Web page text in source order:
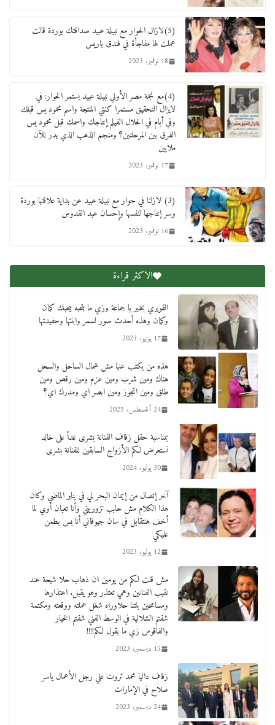
لأول فرع لمدارس لها بمصر في فينا بحضور ولي
العهد
(5)لازال الحوار مع نبيلة عبيد صداقتك بوردة قالت
عملت لها مفاجأة في فندق باريس
18 نوفمبر، 2023
(4)مع نجمة مصر الأولي نبيلة عبيد يستمر الحوار: في
لايزال التحقيق مستمرا كنتي المنتجة واسم محمود يس قبلك
وفي أيام في الحلال الفيلم إنتاجك واسمك قبل محمود يس
الفرق بين المرحلتين؟ ومنجم الذهب الذي يدر للآن
ملايين
17 نوفمبر، 2023
(3) لازلنا في حوار مع نبيلة عبيد عن بداية علاقتها بوردة
وسر إنتاجها لنفسها وإحسان عبد القدوس
16 نوفمبر، 2023
الاكثر قراءة
القويري بخير يا جماعة وزي ما بتحبه بيحبك كمان
وكمان وهذه أحدث صور لسمر وابنتها وحفيدتها
17 يونيو، 2023
هذه من يكتب عنها مش شمال الساحل والسحل
هناك ومين شرب ومين عزم ومين رقص ومين
طلق ومين اتجوز ومين ابصر اي ومدرك اي؟
24 أغسطس، 2025
بمناسبة حفل زفاف الفنانة بشرى غداً على خالد
نستعرض لكم الأزواج السابقين للفنانة بشرى
30 يوليو، 2024
آخر إتصال من إيمان البحر لي في يناير الماضي وكان
هذا الكلام مش حابب تزوريني وأنا تعبان أوي لما
أخف هنتقابل في سان جيوفاني أنا بس بطمن
عليكي
12 يوليو، 2023
مش قلت لكم من يومين ان ذهاب حلا شيحة عند
نقيب الفنانين وهي تعتذر وهو يقبل. اعتذارها
ومسامحين بنتنا حلاوراه شغل عملته ووقعته ومكتمة
شفتم الشلالية في الوسط الفني شفتم الخيار
والفاقوس زي ما بقول لكم!!!!
15 ديسمبر، 2023
زفاف داليا محمد ثروت علي رجل الأعمال ياسر
صلاح في الإمارات
24 ديسمبر، 2023